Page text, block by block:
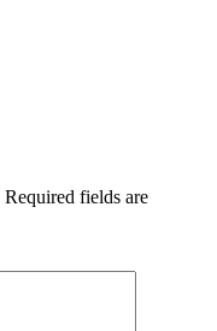
Required fields are